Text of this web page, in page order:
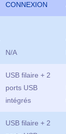
CONNEXION
N/A
USB filaire + 2
ports USB
intégrés
USB filaire + 2